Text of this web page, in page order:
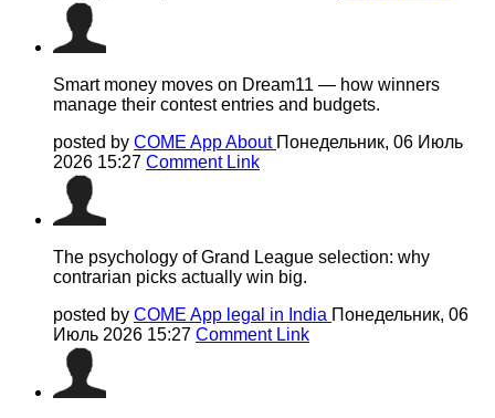
Smart money moves on Dream11 — how winners
manage their contest entries and budgets.
posted by COME App About Понедельник, 06 Июль
2026 15:27 Comment Link
The psychology of Grand League selection: why
contrarian picks actually win big.
posted by COME App legal in India Понедельник, 06
Июль 2026 15:27 Comment Link